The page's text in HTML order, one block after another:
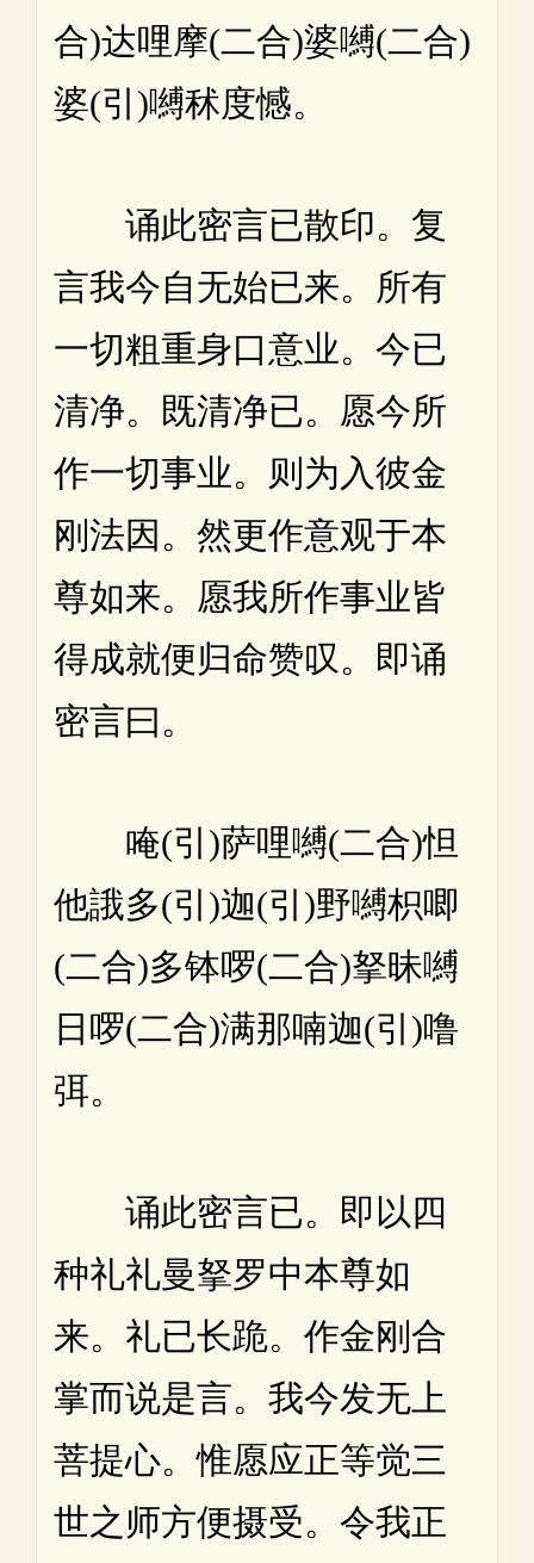
合)达哩摩(二合)婆嚩(二合)
婆(引)嚩秫度憾。
诵此密言已散印。复
言我今自无始已来。所有
一切粗重身口意业。今已
清净。既清净已。愿今所
作一切事业。则为入彼金
刚法因。然更作意观于本
尊如来。愿我所作事业皆
得成就便归命赞叹。即诵
密言曰。
唵(引)萨哩嚩(二合)怛
他誐多(引)迦(引)野嚩枳唧
(二合)多钵啰(二合)拏昧嚩
日啰(二合)满那喃迦(引)噜
弭。
诵此密言已。即以四
种礼礼曼拏罗中本尊如
来。礼已长跪。作金刚合
掌而说是言。我今发无上
菩提心。惟愿应正等觉三
世之师方便摄受。令我正